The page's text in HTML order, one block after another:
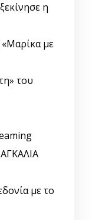
η
με
του
με το